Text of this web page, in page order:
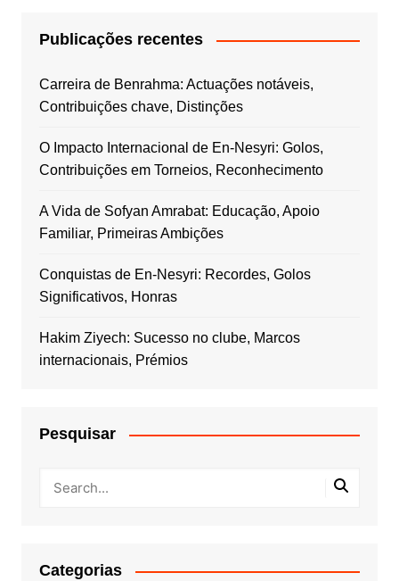
Publicações recentes
Carreira de Benrahma: Actuações notáveis,
Contribuições chave, Distinções
O Impacto Internacional de En-Nesyri: Golos,
Contribuições em Torneios, Reconhecimento
A Vida de Sofyan Amrabat: Educação, Apoio
Familiar, Primeiras Ambições
Conquistas de En-Nesyri: Recordes, Golos
Significativos, Honras
Hakim Ziyech: Sucesso no clube, Marcos
internacionais, Prémios
Pesquisar
Categorias